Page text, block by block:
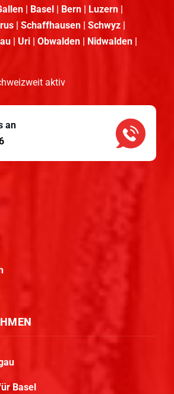
| Basel | Bern | Luzern |
| Schaffhausen | Schwyz |
| Uri | Obwalden | Nidwalden |
aktiv
an
Basel